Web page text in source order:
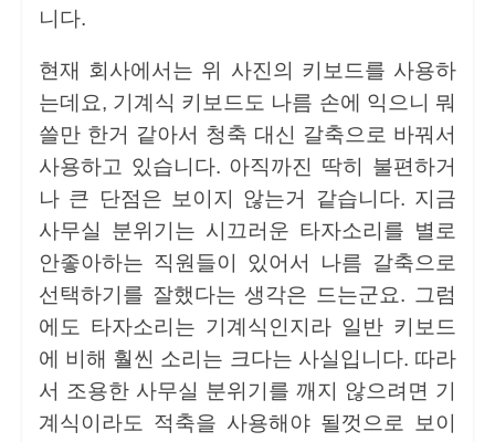
니다.
현재 회사에서는 위 사진의 키보드를 사용하
는데요, 기계식 키보드도 나름 손에 익으니 뭐
쓸만 한거 같아서 청축 대신 갈축으로 바꿔서
사용하고 있습니다. 아직까진 딱히 불편하거
나 큰 단점은 보이지 않는거 같습니다. 지금
사무실 분위기는 시끄러운 타자소리를 별로
안좋아하는 직원들이 있어서 나름 갈축으로
선택하기를 잘했다는 생각은 드는군요. 그럼
에도 타자소리는 기계식인지라 일반 키보드
에 비해 훨씬 소리는 크다는 사실입니다. 따라
서 조용한 사무실 분위기를 깨지 않으려면 기
계식이라도 적축을 사용해야 될껏으로 보이